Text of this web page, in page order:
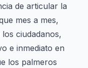
de articular la
mes a mes,
ciudadanos,
e inmediato en
los palmeros